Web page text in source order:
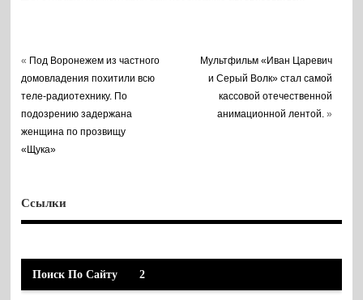
« Под Воронежем из частного
домовладения похитили всю
теле-радиотехнику. По
подозрению задержана
женщина по прозвищу
«Щука»
Мультфильм «Иван Царевич
и Серый Волк» стал самой
кассовой отечественной
анимационной лентой. »
Ссылки
Поиск По Сайту 2